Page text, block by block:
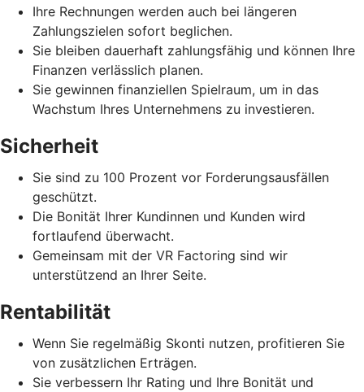
Ihre Rechnungen werden auch bei längeren
Zahlungszielen sofort beglichen.
Sie bleiben dauerhaft zahlungsfähig und können Ihre
Finanzen verlässlich planen.
Sie gewinnen finanziellen Spielraum, um in das
Wachstum Ihres Unternehmens zu investieren.
Sicherheit
Sie sind zu 100 Prozent vor Forderungsausfällen
geschützt.
Die Bonität Ihrer Kundinnen und Kunden wird
fortlaufend überwacht.
Gemeinsam mit der VR Factoring sind wir
unterstützend an Ihrer Seite.
Rentabilität
Wenn Sie regelmäßig Skonti nutzen, profitieren Sie
von zusätzlichen Erträgen.
Sie verbessern Ihr Rating und Ihre Bonität und